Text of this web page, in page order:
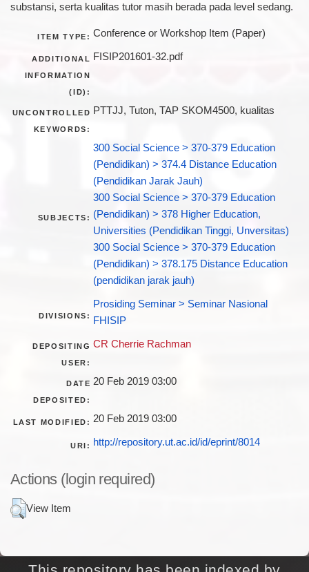
substansi, serta kualitas tutor masih berada pada level sedang.
ITEM TYPE: Conference or Workshop Item (Paper)
ADDITIONAL
INFORMATION
(ID):
FISIP201601-32.pdf
UNCONTROLLED
KEYWORDS:
PTTJJ, Tuton, TAP SKOM4500, kualitas
SUBJECTS:
300 Social Science > 370-379 Education
(Pendidikan) > 374.4 Distance Education
(Pendidikan Jarak Jauh)
300 Social Science > 370-379 Education
(Pendidikan) > 378 Higher Education,
Universities (Pendidikan Tinggi, Unversitas)
300 Social Science > 370-379 Education
(Pendidikan) > 378.175 Distance Education
(pendidikan jarak jauh)
DIVISIONS:
Prosiding Seminar > Seminar Nasional
FHISIP
DEPOSITING
USER:
CR Cherrie Rachman
DATE
DEPOSITED:
20 Feb 2019 03:00
LAST MODIFIED: 20 Feb 2019 03:00
URI: http://repository.ut.ac.id/id/eprint/8014
Actions (login required)
View Item